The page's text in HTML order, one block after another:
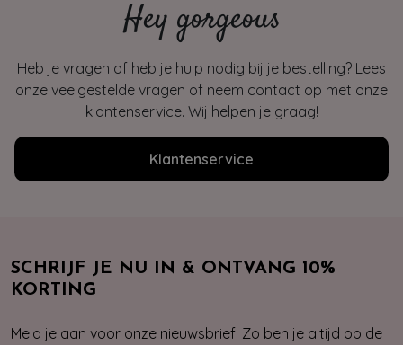
Hey gorgeous
Heb je vragen of heb je hulp nodig bij je bestelling? Lees
onze veelgestelde vragen of neem contact op met onze
klantenservice. Wij helpen je graag!
Klantenservice
SCHRIJF JE NU IN & ONTVANG 10%
KORTING
Meld je aan voor onze nieuwsbrief. Zo ben je altijd op de